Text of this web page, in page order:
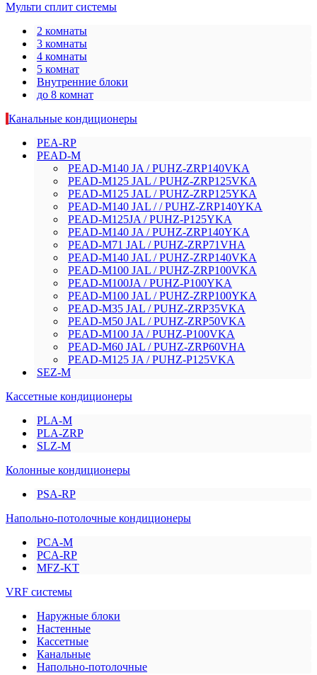
Мульти сплит системы
2 комнаты
3 комнаты
4 комнаты
5 комнат
Внутренние блоки
до 8 комнат
Канальные кондиционеры
PEA-RP
PEAD-M
PEAD-M140 JA / PUHZ-ZRP140VKA
PEAD-M125 JAL / PUHZ-ZRP125VKA
PEAD-M125 JAL / PUHZ-ZRP125YKA
PEAD-M140 JAL / / PUHZ-ZRP140YKA
PEAD-M125JA / PUHZ-P125YKA
PEAD-M140 JA / PUHZ-ZRP140YKA
PEAD-M71 JAL / PUHZ-ZRP71VHA
PEAD-M140 JAL / PUHZ-ZRP140VKA
PEAD-M100 JAL / PUHZ-ZRP100VKA
PEAD-M100JA / PUHZ-P100YKA
PEAD-M100 JAL / PUHZ-ZRP100YKA
PEAD-M35 JAL / PUHZ-ZRP35VKA
PEAD-M50 JAL / PUHZ-ZRP50VKA
PEAD-M100 JA / PUHZ-P100VKA
PEAD-M60 JAL / PUHZ-ZRP60VHA
PEAD-M125 JA / PUHZ-P125VKA
SEZ-M
Кассетные кондиционеры
PLA-M
PLA-ZRP
SLZ-M
Колонные кондиционеры
PSA-RP
Напольно-потолочные кондиционеры
PCA-M
PCA-RP
MFZ-KT
VRF системы
Наружные блоки
Настенные
Кассетные
Канальные
Напольно-потолочные